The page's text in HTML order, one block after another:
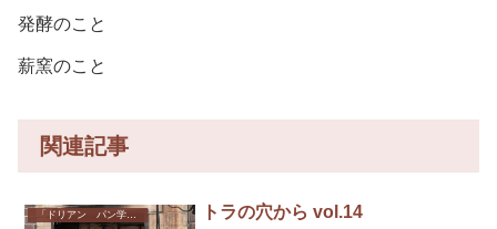
発酵のこと
薪窯のこと
関連記事
トラの穴から vol.14